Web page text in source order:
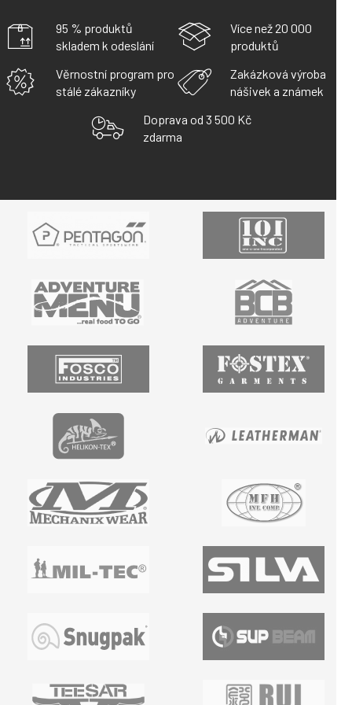
95 % produktů
skladem k odeslání
Více než 20 000
produktů
Věrnostní program pro
stálé zákazníky
Zakázková výroba
nášivek a známek
Doprava od 3 500 Kč
zdarma